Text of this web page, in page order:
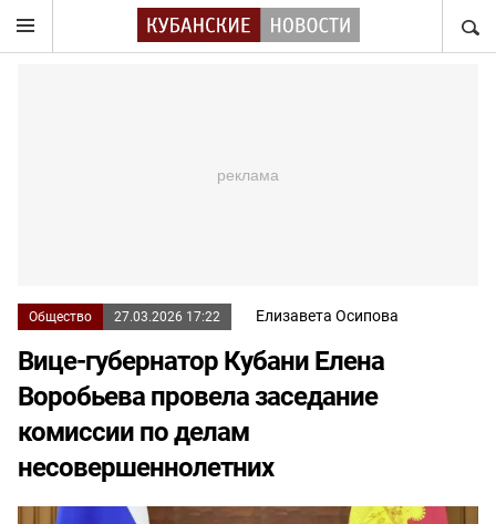
Общество 27.03.2026 17:22 Елизавета Осипова
Вице-губернатор Кубани Елена
Воробьева провела заседание
комиссии по делам
несовершеннолетних